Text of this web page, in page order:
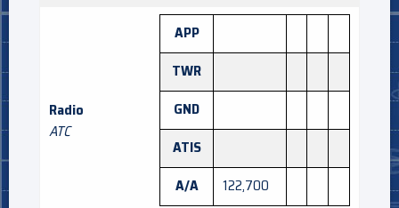
Radio
ATC
APP
TWR
GND
ATIS
A/A
122,700